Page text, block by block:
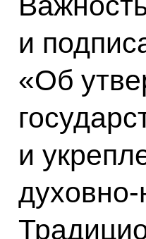
и
«Об
и